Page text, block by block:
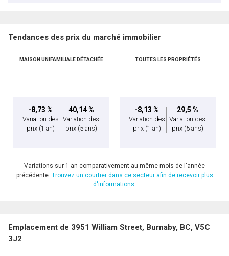
Tendances des prix du marché immobilier
MAISON UNIFAMILIALE DÉTACHÉE
-8,73 %
Variation des
prix (1 an)
40,14 %
Variation des
prix (5 ans)
TOUTES LES PROPRIÉTÉS
-8,13 %
Variation des
prix (1 an)
29,5 %
Variation des
prix (5 ans)
Variations sur 1 an comparativement au même mois de l'année
précédente. Trouvez un courtier dans ce secteur afin de recevoir plus
d'informations.
Emplacement de 3951 William Street, Burnaby, BC, V5C
3J2